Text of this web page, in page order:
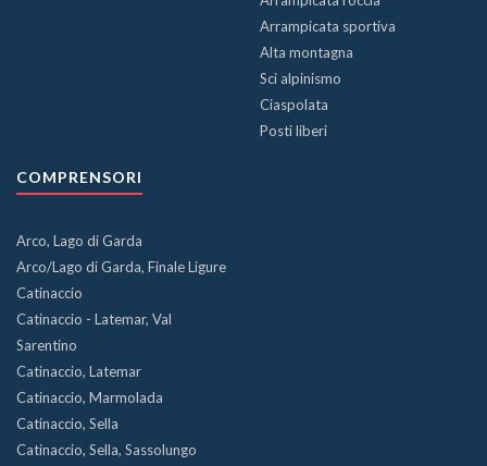
Arrampicata sportiva
Alta montagna
Sci alpinismo
Ciaspolata
Posti liberi
COMPRENSORI
Arco, Lago di Garda
Arco/Lago di Garda, Finale Ligure
Catinaccio
Catinaccio - Latemar, Val
Sarentino
Catinaccio, Latemar
Catinaccio, Marmolada
Catinaccio, Sella
Catinaccio, Sella, Sassolungo